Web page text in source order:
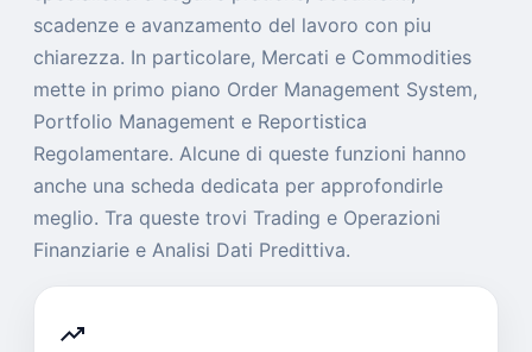
scadenze e avanzamento del lavoro con piu
chiarezza. In particolare, Mercati e Commodities
mette in primo piano Order Management System,
Portfolio Management e Reportistica
Regolamentare. Alcune di queste funzioni hanno
anche una scheda dedicata per approfondirle
meglio. Tra queste trovi Trading e Operazioni
Finanziarie e Analisi Dati Predittiva.
trending_up